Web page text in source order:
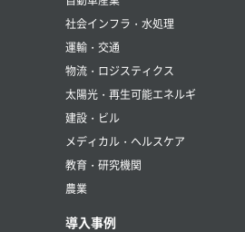
社会インフラ・水処理
運輸・交通
物流・ロジスティクス
太陽光・再生可能エネルギ
建設・ビル
メディカル・ヘルスケア
教育・研究機関
農業
導入事例